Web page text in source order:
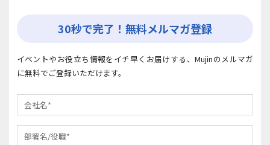
30秒で完了！無料メルマガ登録
イベントやお役立ち情報をイチ早くお届けする、Mujinのメルマガ
に無料でご登録いただけます。